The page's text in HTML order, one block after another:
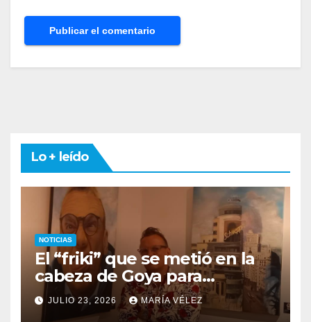
Lo + leído
NOTICIAS
El “friki” que se metió en la
cabeza de Goya para
descubrir qué esconden sus
monstruos
JULIO 23, 2026 MARÍA VÉLEZ